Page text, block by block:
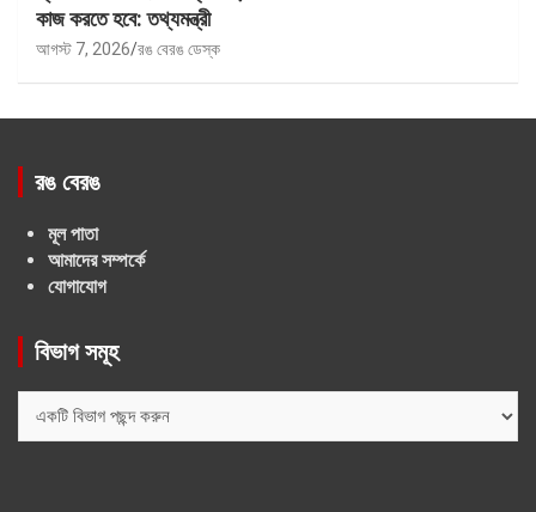
কাজ করতে হবে: তথ্যমন্ত্রী
আগস্ট 7, 2026 রঙ বেরঙ ডেস্ক
রঙ বেরঙ
মূল পাতা
আমাদের সম্পর্কে
যোগাযোগ
বিভাগ সমূহ